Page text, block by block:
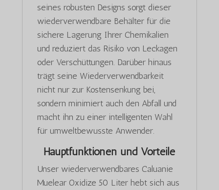
seines robusten Designs sorgt dieser
wiederverwendbare Behälter für die
sichere Lagerung Ihrer Chemikalien
und reduziert das Risiko von Leckagen
oder Verschüttungen. Darüber hinaus
trägt seine Wiederverwendbarkeit
nicht nur zur Kostensenkung bei,
sondern minimiert auch den Abfall und
macht ihn zu einer intelligenten Wahl
für umweltbewusste Anwender.
Hauptfunktionen und Vorteile
Unser wiederverwendbares Caluanie
Muelear Oxidize 50 Liter hebt sich aus